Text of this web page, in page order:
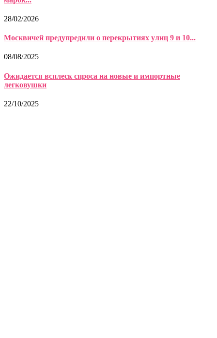
28/02/2026
Москвичей предупредили о перекрытиях улиц 9 и 10...
08/08/2025
Ожидается всплеск спроса на новые и импортные
легковушки
22/10/2025